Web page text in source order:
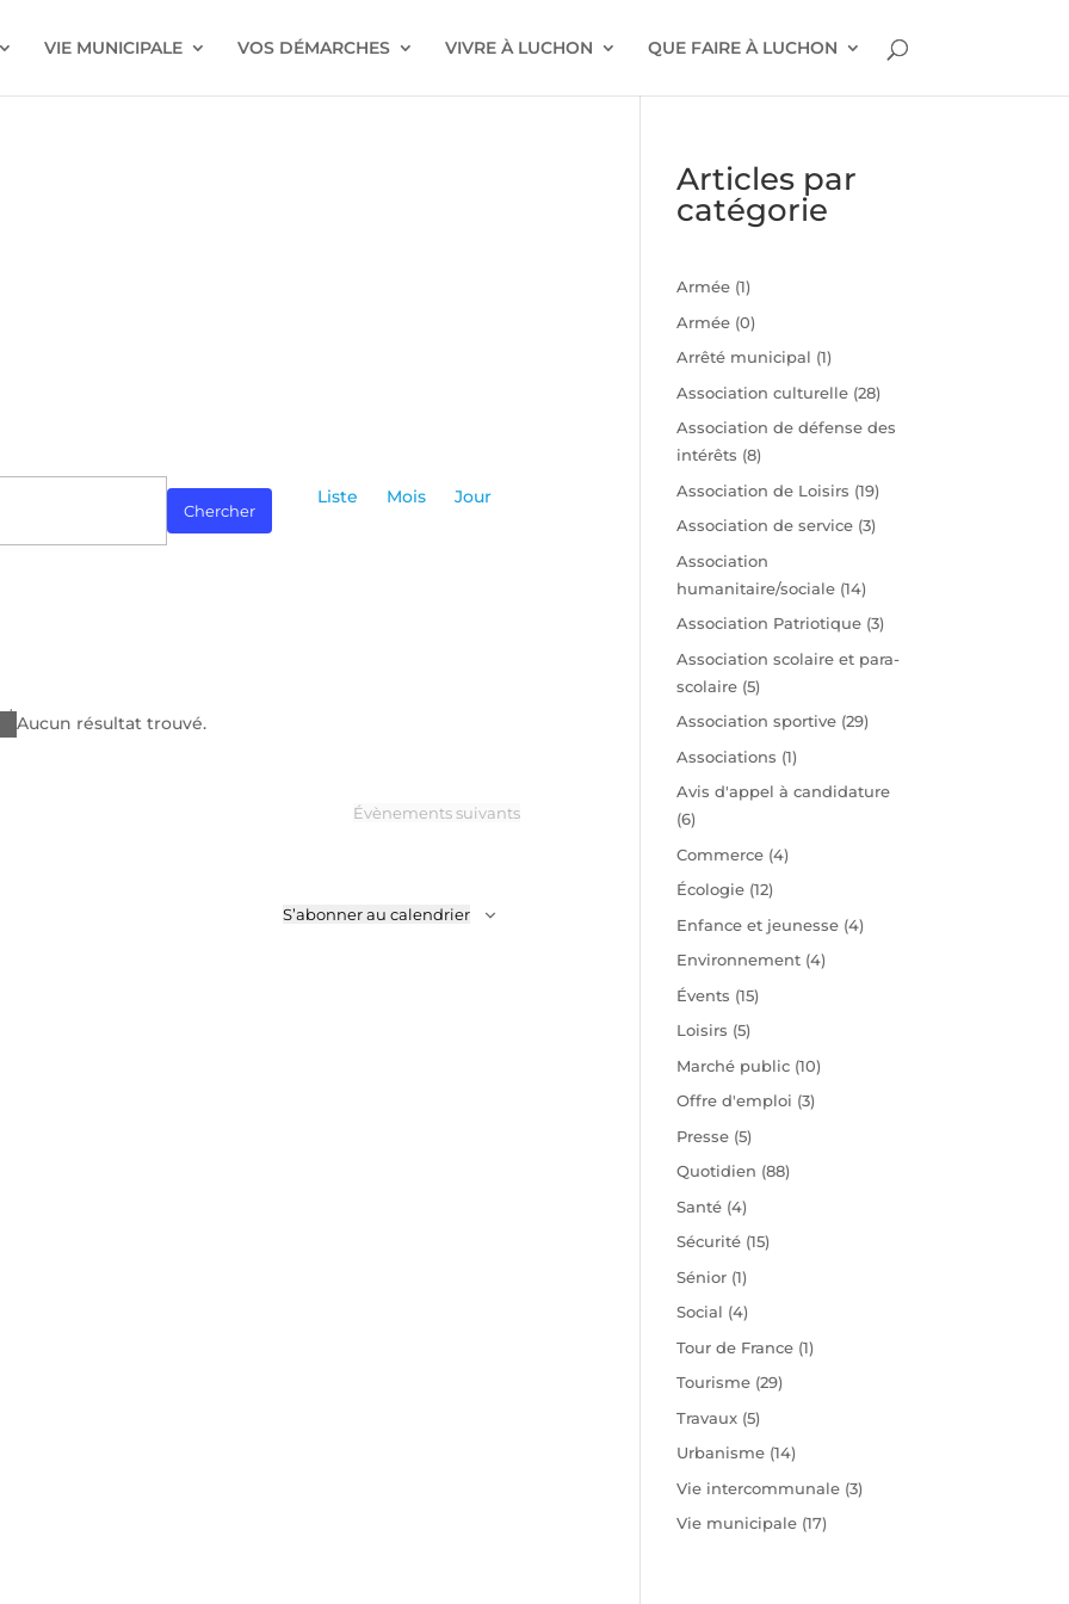
VIE MUNICIPALE VOS DÉMARCHES VIVRE À LUCHON QUE FAIRE À LUCHON
Notice
Aucun résultat trouvé.
Chercher
de
Liste Mois Jour
Évènements suivants
S’abonner au calendrier
Articles par
catégorie
Armée (1)
Armée (0)
Arrêté municipal (1)
Association culturelle (28)
Association de défense des
intérêts (8)
Association de Loisirs (19)
Association de service (3)
Association
humanitaire/sociale (14)
Association Patriotique (3)
Association scolaire et para-
scolaire (5)
Association sportive (29)
Associations (1)
Avis d'appel à candidature
(6)
Commerce (4)
Écologie (12)
Enfance et jeunesse (4)
Environnement (4)
Évents (15)
Loisirs (5)
Marché public (10)
Offre d'emploi (3)
Presse (5)
Quotidien (88)
Santé (4)
Sécurité (15)
Sénior (1)
Social (4)
Tour de France (1)
Tourisme (29)
Travaux (5)
Urbanisme (14)
Vie intercommunale (3)
Vie municipale (17)